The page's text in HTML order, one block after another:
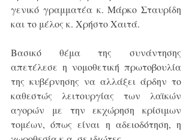
γενικό γραμματέα κ. Μάρκο Σταυρίδη
και το μέλος κ. Χρήστο Χαιτά.
Βασικό θέμα της συνάντησης
απετέλεσε η νομοθετική πρωτοβουλία
της κυβέρνησης να αλλάξει άρδην το
καθεστώς λειτουργίας των λαϊκών
αγορών με την εκχώρηση κρίσιμων
τομέων, όπως είναι η αδειοδότηση, η